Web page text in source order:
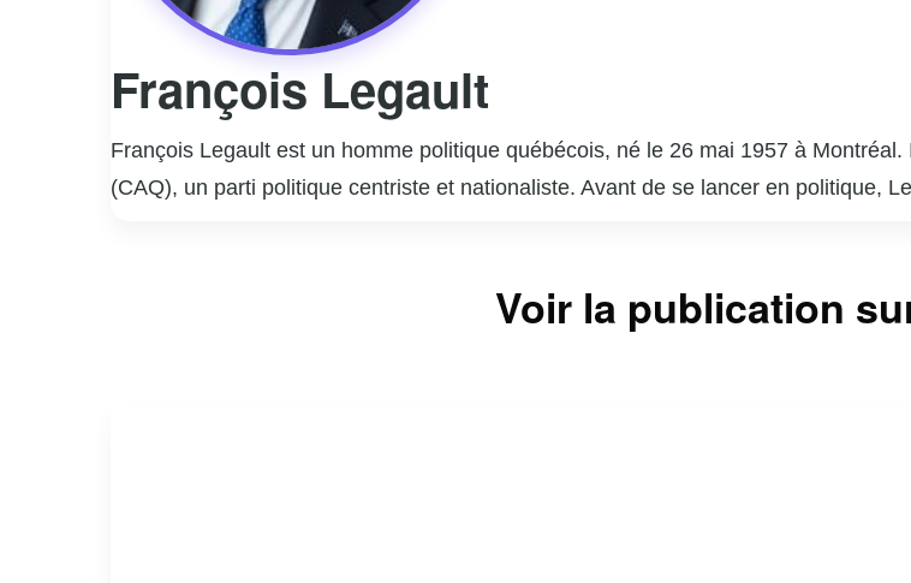
François Legault
François Legault est un homme politique québécois, né le 26 mai 1957 à
(CAQ), un parti politique centriste et nationaliste. Avant de se lancer en politique,
de la Santé. En 2011, il a quitté le PQ pour fonder la CAQ, avec l’objectif de
Voir la publication